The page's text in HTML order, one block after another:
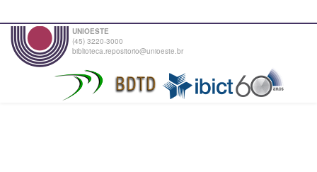
UNIOESTE
(45) 3220-3000
biblioteca.repositorio@unioeste.br